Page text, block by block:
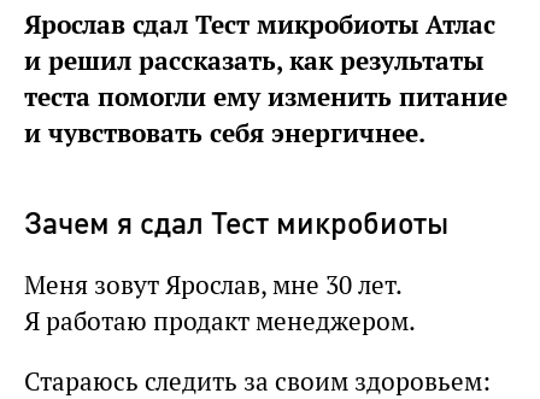
Ярослав сдал Тест микробиоты Атлас
и решил рассказать, как результаты
теста помогли ему изменить питание
и чувствовать себя энергичнее.
Зачем я сдал Тест микробиоты
Меня зовут Ярослав, мне 30 лет.
Я работаю продакт менеджером.
Стараюсь следить за своим здоровьем: